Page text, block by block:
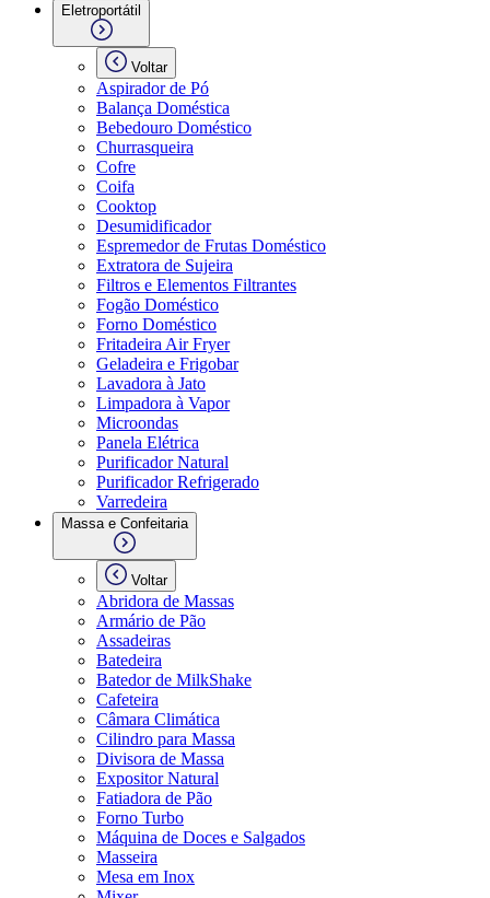
Eletroportátil
Voltar
Aspirador de Pó
Balança Doméstica
Bebedouro Doméstico
Churrasqueira
Cofre
Coifa
Cooktop
Desumidificador
Espremedor de Frutas Doméstico
Extratora de Sujeira
Filtros e Elementos Filtrantes
Fogão Doméstico
Forno Doméstico
Fritadeira Air Fryer
Geladeira e Frigobar
Lavadora à Jato
Limpadora à Vapor
Microondas
Panela Elétrica
Purificador Natural
Purificador Refrigerado
Varredeira
Massa e Confeitaria
Voltar
Abridora de Massas
Armário de Pão
Assadeiras
Batedeira
Batedor de MilkShake
Cafeteira
Câmara Climática
Cilindro para Massa
Divisora de Massa
Expositor Natural
Fatiadora de Pão
Forno Turbo
Máquina de Doces e Salgados
Masseira
Mesa em Inox